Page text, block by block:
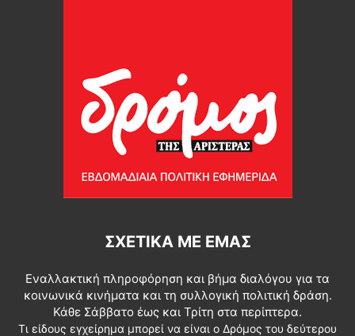
ΣΧΕΤΙΚΆ ΜΕ ΕΜΆΣ
Εναλλακτική πληροφόρηση και βήμα διαλόγου για τα
κοινωνικά κινήματα και τη συλλογική πολιτική δράση.
Κάθε Σάββατο έως και Τρίτη στα περίπτερα.
Τι είδους εγχείρημα μπορεί να είναι ο Δρόμος του δεύτερου